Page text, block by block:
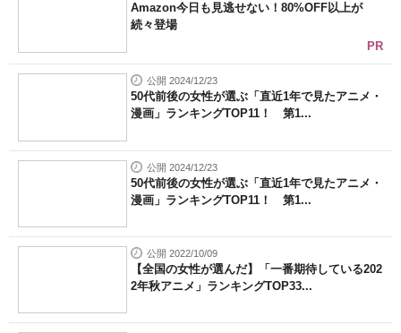
Amazon今日も見逃せない！80%OFF以上が
続々登場
PR
公開 2024/12/23
50代前後の女性が選ぶ「直近1年で見たアニメ・
漫画」ランキングTOP11！ 第1...
公開 2024/12/23
50代前後の女性が選ぶ「直近1年で見たアニメ・
漫画」ランキングTOP11！ 第1...
公開 2022/10/09
【全国の女性が選んだ】「一番期待している202
2年秋アニメ」ランキングTOP33...